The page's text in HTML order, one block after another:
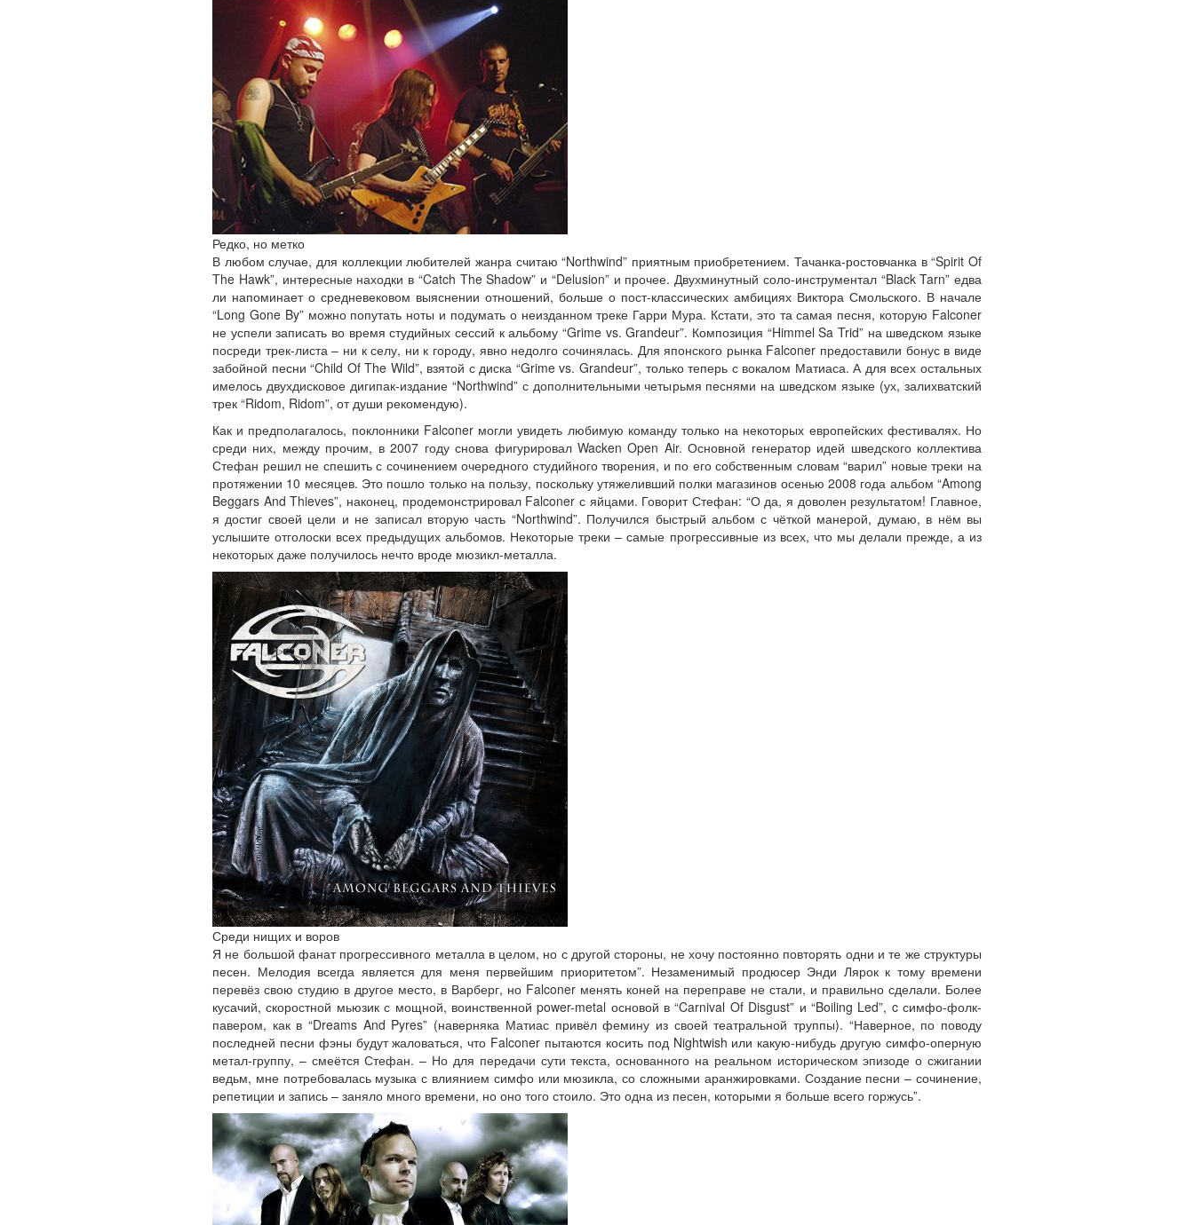
Редко, но метко
В любом случае, для коллекции любителей жанра считаю “Northwind” приятным приобретением. Тачанка-ростовчанка в “Spirit Of
The Hawk”, интересные находки в “Catch The Shadow” и “Delusion” и прочее. Двухминутный соло-инструментал “Black Tarn” едва
ли напоминает о средневековом выяснении отношений, больше о пост-классических амбициях Виктора Смольского. В начале
“Long Gone By” можно попутать ноты и подумать о неизданном треке Гарри Мура. Кстати, это та самая песня, которую Falconer
не успели записать во время студийных сессий к альбому “Grime vs. Grandeur”. Композиция “Himmel Sa Trid” на шведском языке
посреди трек-листа – ни к селу, ни к городу, явно недолго сочинялась. Для японского рынка Falconer предоставили бонус в виде
забойной песни “Child Of The Wild”, взятой с диска “Grime vs. Grandeur”, только теперь с вокалом Матиаса. А для всех остальных
имелось двухдисковое дигипак-издание “Northwind” с дополнительными четырьмя песнями на шведском языке (ух, залихватский
трек “Ridom, Ridom”, от души рекомендую).
Как и предполагалось, поклонники Falconer могли увидеть любимую команду только на некоторых европейских фестивалях. Но
среди них, между прочим, в 2007 году снова фигурировал Wacken Open Air. Основной генератор идей шведского коллектива
Стефан решил не спешить с сочинением очередного студийного творения, и по его собственным словам “варил” новые треки на
протяжении 10 месяцев. Это пошло только на пользу, поскольку утяжеливший полки магазинов осенью 2008 года альбом “Among
Beggars And Thieves”, наконец, продемонстрировал Falconer с яйцами. Говорит Стефан: “О да, я доволен результатом! Главное,
я достиг своей цели и не записал вторую часть “Northwind”. Получился быстрый альбом с чёткой манерой, думаю, в нём вы
услышите отголоски всех предыдущих альбомов. Некоторые треки – самые прогрессивные из всех, что мы делали прежде, а из
некоторых даже получилось нечто вроде мюзикл-металла.
Среди нищих и воров
Я не большой фанат прогрессивного металла в целом, но с другой стороны, не хочу постоянно повторять одни и те же структуры
песен. Мелодия всегда является для меня первейшим приоритетом”. Незаменимый продюсер Энди Лярок к тому времени
перевёз свою студию в другое место, в Варберг, но Falconer менять коней на переправе не стали, и правильно сделали. Более
кусачий, скоростной мьюзик с мощной, воинственной power-metal основой в “Carnival Of Disgust” и “Boiling Led”, c симфо-фолк-
павером, как в “Dreams And Pyres” (наверняка Матиас привёл фемину из своей театральной труппы). “Наверное, по поводу
последней песни фэны будут жаловаться, что Falconer пытаются косить под Nightwish или какую-нибудь другую симфо-оперную
метал-группу, – смеётся Стефан. – Но для передачи сути текста, основанного на реальном историческом эпизоде о сжигании
ведьм, мне потребовалась музыка с влиянием симфо или мюзикла, со сложными аранжировками. Создание песни – сочинение,
репетиции и запись – заняло много времени, но оно того стоило. Это одна из песен, которыми я больше всего горжусь”.